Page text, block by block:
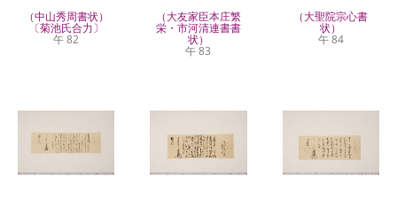
（中山秀周書状）
〔菊池氏合力〕
午 82
（大友家臣本庄繁
栄・市河清連書書
状）
午 83
（大聖院宗心書
状）
午 84